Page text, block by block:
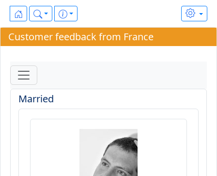
Customer feedback from France
Married